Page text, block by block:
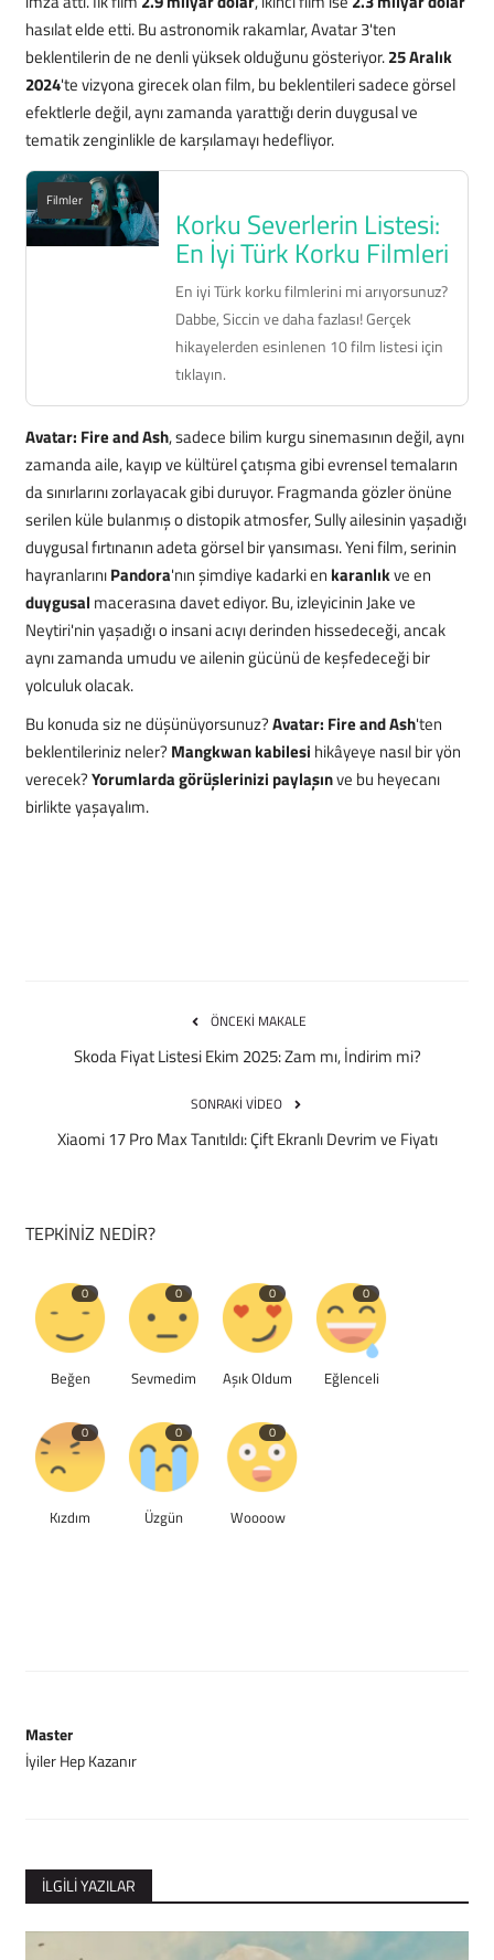
hasılat elde etti. Bu astronomik rakamlar, Avatar 3'ten
beklentilerin de ne denli yüksek olduğunu gösteriyor.25 Aralık
2024'te vizyona girecek olan film, bu beklentileri sadece görsel
efektlerle değil, aynı zamanda yarattığı derin duygusal ve
tematik zenginlikle de karşılamayı hedefliyor.
Filmler
Korku Severlerin Listesi:
En İyi Türk Korku Filmleri
En iyi Türk korku filmlerini mi arıyorsunuz?
Dabbe, Siccin ve daha fazlası! Gerçek
hikayelerden esinlenen 10 film listesi için
tıklayın.
Avatar: Fire and Ash, sadece bilim kurgu sinemasının değil, aynı
zamanda aile, kayıp ve kültürel çatışma gibi evrensel temaların
da sınırlarını zorlayacak gibi duruyor. Fragmanda gözler önüne
serilen küle bulanmış o distopik atmosfer, Sully ailesinin yaşadığı
duygusal fırtınanın adeta görsel bir yansıması. Yeni film, serinin
hayranlarınıPandora'nın şimdiye kadarki en karanlıkve en
duygusal macerasına davet ediyor. Bu, izleyicinin Jake ve
Neytiri'nin yaşadığı o insani acıyı derinden hissedeceği, ancak
aynı zamanda umudu ve ailenin gücünü de keşfedeceği bir
yolculuk olacak.
Bu konuda siz ne düşünüyorsunuz?Avatar: Fire and Ash'ten
beklentileriniz neler? Mangkwan kabilesi hikâyeye nasıl bir yön
verecek?Yorumlarda görüşlerinizi paylaşınve bu heyecanı
birlikte yaşayalım.
ÖNCEKI MAKALE
Skoda Fiyat Listesi Ekim 2025: Zam mı, İndirim mi?
SONRAKI VIDEO
Xiaomi 17 Pro Max Tanıtıldı: Çift Ekranlı Devrim ve Fiyatı
TEPKINIZ NEDIR?
0
Beğen
0
Sevmedim
0
Aşık Oldum
0
Eğlenceli
0
Kızdım
0
Üzgün
0
Woooow
Master
İyiler Hep Kazanır
İLGILI YAZILAR